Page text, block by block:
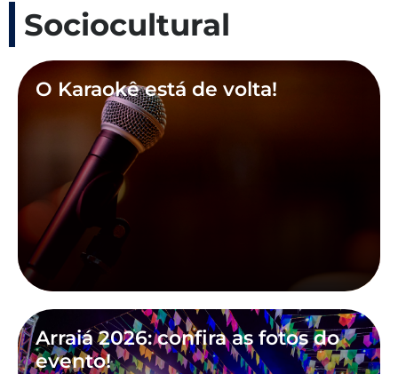
Sociocultural
O Karaokê está de volta!
Arraiá 2026: confira as fotos do
evento!